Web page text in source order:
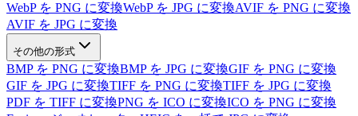
WebP を PNG に変換WebP を JPG に変換AVIF を PNG に変換
AVIF を JPG に変換
その他の形式
BMP を PNG に変換BMP を JPG に変換GIF を PNG に変換
GIF を JPG に変換TIFF を PNG に変換TIFF を JPG に変換
PDF を TIFF に変換PNG を ICO に変換ICO を PNG に変換